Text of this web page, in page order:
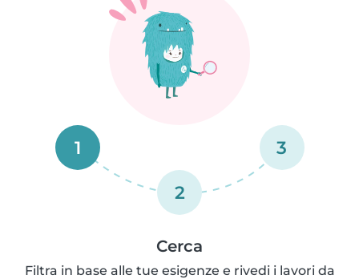
1
2
3
Cerca
Filtra in base alle tue esigenze e rivedi i lavori da